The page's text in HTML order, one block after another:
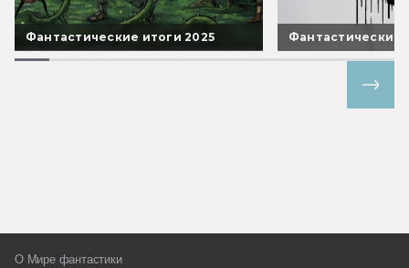
Фантастические итоги 2025 Фантастические
О Мире фантастики